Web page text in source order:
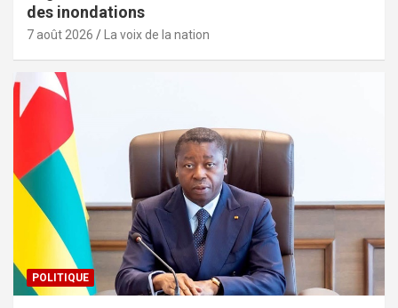
des inondations
7 août 2026 La voix de la nation
POLITIQUE